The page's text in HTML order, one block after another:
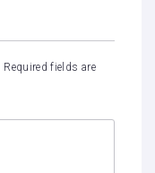
Required fields are